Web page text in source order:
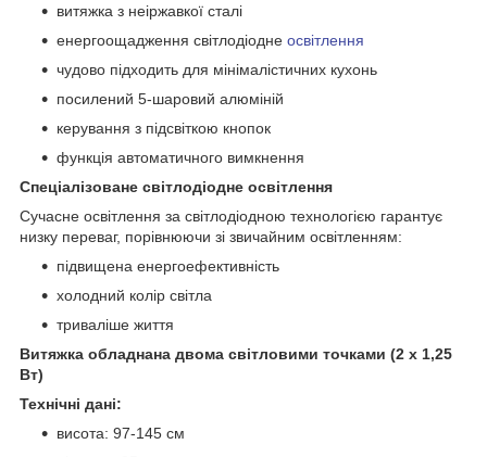
витяжка з неіржавкої сталі
енергоощадження світлодіодне освітлення
чудово підходить для мінімалістичних кухонь
посилений 5-шаровий алюміній
керування з підсвіткою кнопок
функція автоматичного вимкнення
Спеціалізоване світлодіодне освітлення
Сучасне освітлення за світлодіодною технологією гарантує
низку переваг, порівнюючи зі звичайним освітленням:
підвищена енергоефективність
холодний колір світла
триваліше життя
Витяжка обладнана двома світловими точками (2 x 1,25
Вт)
Технічні дані:
висота: 97-145 см